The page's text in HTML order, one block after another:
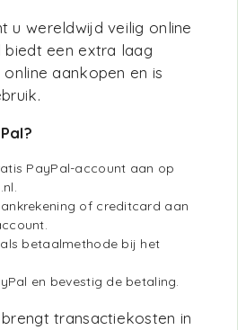
u wereldwijd veilig online
biedt een extra laag
aankopen en is
PayPal-account aan op
.
of creditcard aan
betaalmethode bij het
en bevestig de betaling.
transactiekosten in